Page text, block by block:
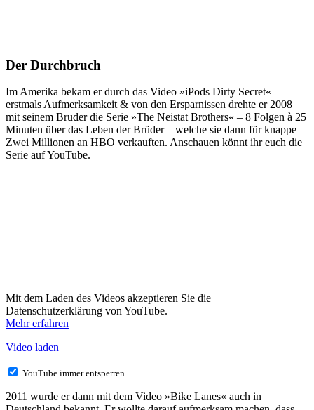
Der Durchbruch
Im Amerika bekam er durch das Video »iPods Dirty Secret«
erstmals Aufmerksamkeit & von den Ersparnissen drehte er 2008
mit seinem Bruder die Serie »The Neistat Brothers« – 8 Folgen à 25
Minuten über das Leben der Brüder – welche sie dann für knappe
Zwei Millionen an HBO verkauften. Anschauen könnt ihr euch die
Serie auf YouTube.
Mit dem Laden des Videos akzeptieren Sie die
Datenschutzerklärung von YouTube.
Mehr erfahren
Video laden
YouTube immer entsperren
2011 wurde er dann mit dem Video »Bike Lanes« auch in